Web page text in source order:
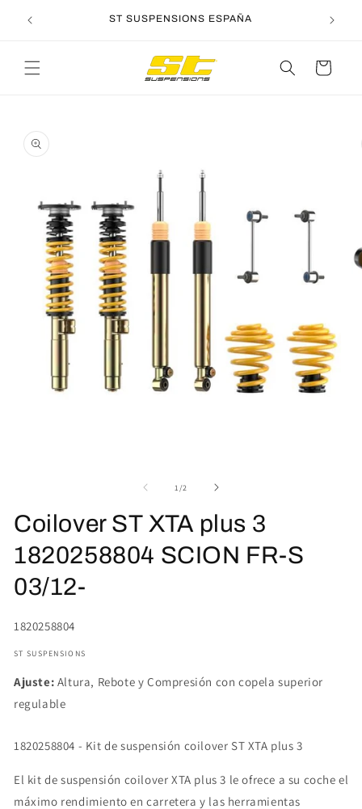
directamente
ST SUSPENSIONS ESPAÑA
Carrito
a la
información
una
ventana
modal
1 /de2
Coilover ST XTA plus 3
1820258804 SCION FR-S
03/12-
SKU:
1820258804
ST SUSPENSIONS
Ajuste: Altura, Rebote y Compresión con copela superior
regulable
1820258804 - Kit de suspensión coilover ST XTA plus 3
El kit de suspensión coilover XTA plus 3 le ofrece a su coche el
máximo rendimiento en carretera y las herramientas